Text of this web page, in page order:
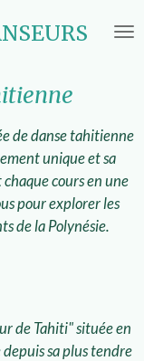
de danse tahitienne
unique et sa
cours en une
pour explorer les
de la Polynésie.
de Tahiti" située en
depuis sa plus tendre